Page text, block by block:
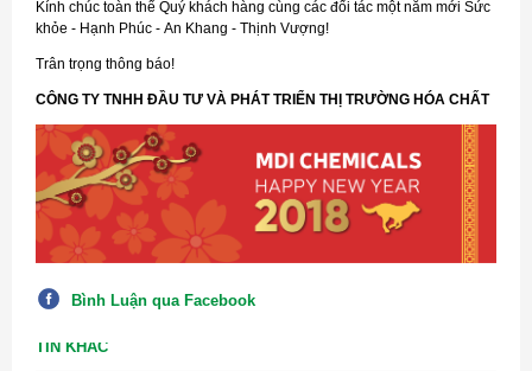
Kính chúc toàn thể Quý khách hàng cùng các đối tác một năm mới Sức
khỏe - Hạnh Phúc - An Khang - Thịnh Vượng!
Trân trọng thông báo!
CÔNG TY TNHH ĐẦU TƯ VÀ PHÁT TRIỂN THỊ TRƯỜNG HÓA CHẤT
Bình Luận qua Facebook
TIN KHÁC